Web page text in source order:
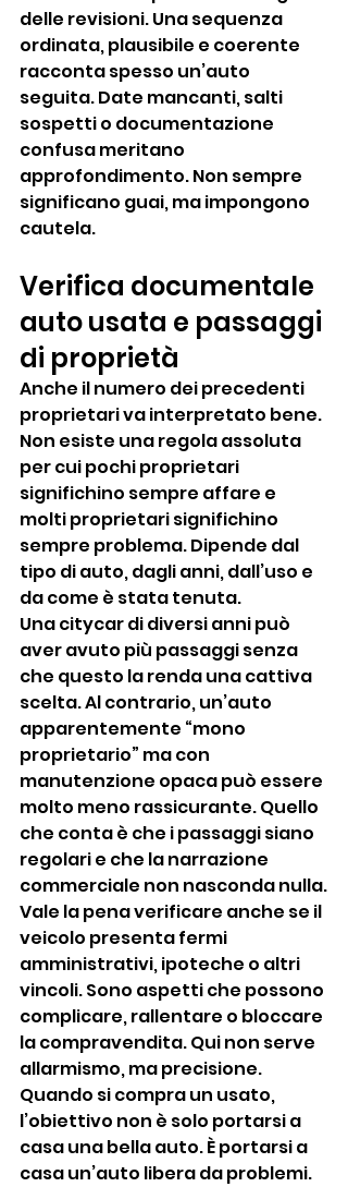
delle revisioni. Una sequenza
ordinata, plausibile e coerente
racconta spesso un’auto
seguita. Date mancanti, salti
sospetti o documentazione
confusa meritano
approfondimento. Non sempre
significano guai, ma impongono
cautela.
Verifica documentale
auto usata e passaggi
di proprietà
Anche il numero dei precedenti
proprietari va interpretato bene.
Non esiste una regola assoluta
per cui pochi proprietari
significhino sempre affare e
molti proprietari significhino
sempre problema. Dipende dal
tipo di auto, dagli anni, dall’uso e
da come è stata tenuta.
Una citycar di diversi anni può
aver avuto più passaggi senza
che questo la renda una cattiva
scelta. Al contrario, un’auto
apparentemente “mono
proprietario” ma con
manutenzione opaca può essere
molto meno rassicurante. Quello
che conta è che i passaggi siano
regolari e che la narrazione
commerciale non nasconda nulla.
Vale la pena verificare anche se il
veicolo presenta fermi
amministrativi, ipoteche o altri
vincoli. Sono aspetti che possono
complicare, rallentare o bloccare
la compravendita. Qui non serve
allarmismo, ma precisione.
Quando si compra un usato,
l’obiettivo non è solo portarsi a
casa una bella auto. È portarsi a
casa un’auto libera da problemi.